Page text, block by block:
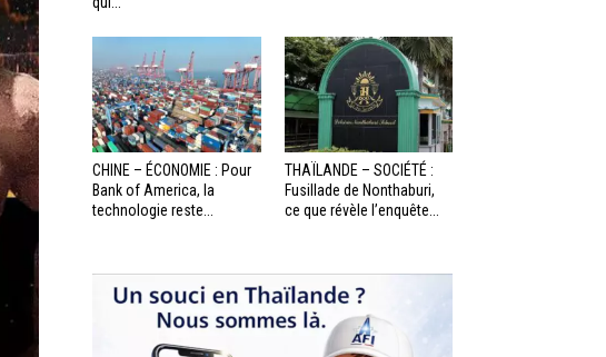
CHINE – ÉCONOMIE : Pour
Bank of America, la
technologie reste...
THAÏLANDE – SOCIÉTÉ :
Fusillade de Nonthaburi,
ce que révèle l’enquête...